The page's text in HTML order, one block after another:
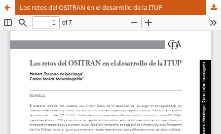
Los retos del OSITRAN en el desarrollo de la ITUP